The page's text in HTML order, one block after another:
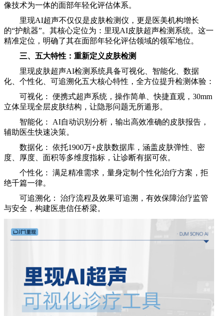
像技术为一体的面部年轻化评估体系。
里现AI超声不仅仅是皮肤检测仪，更是医美机构增长
的“护航器”。其核心定位为：里现AI皮肤超声检测系统。这一
精准定位，明确了其在面部年轻化评估领域的领军地位。
三、五大特性：重新定义皮肤检测
里现皮肤超声AI检测系统具备可视化、智能化、数据
化、个性化、可追溯化五大核心特性，全方位提升检测体验：
可视化： 便携式超声系统，操作简单、快捷直观，30mm
立体呈现全层皮肤结构，让隐形问题无所遁形。
智能化： AI自动识别分析，输出高效准确的皮肤报告，
辅助医生快速决策。
数据化： 依托1900万+皮肤数据库，涵盖皮肤弹性、密
度、厚度、面积等多维度指标，让诊断有据可依。
个性化： 满足精准需求，量身定制个性化治疗方案，拒
绝千篇一律。
可追溯化： 治疗流程及效果可追溯，有效保障治疗监管
与安全，构建医患信任桥梁。